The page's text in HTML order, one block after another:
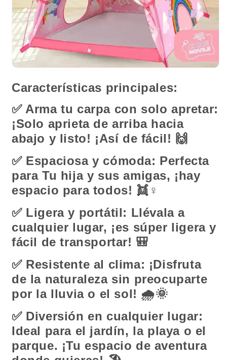
Características principales:
✅ Arma tu carpa con solo apretar:
¡Solo aprieta de arriba hacia
abajo y listo! ¡Así de fácil! 🙌
✅ Espaciosa y cómoda: Perfecta
para Tu hija y sus amigas, ¡hay
espacio para todos! 👯 ‍♀️
✅ Ligera y portátil: Llévala a
cualquier lugar, ¡es súper ligera y
fácil de transportar! 🎒
✅Resistente al clima: ¡Disfruta
de la naturaleza sin preocuparte
por la lluvia o el sol! 🌧🌞
✅Diversión en cualquier lugar:
Ideal para el jardín, la playa o el
parque. ¡Tu espacio de aventura